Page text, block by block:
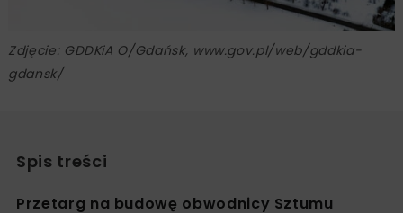
Zdjęcie: GDDKiA O/Gdańsk, www.gov.pl/web/gddkia-
gdansk/
Spis treści
Przetarg na budowę obwodnicy Sztumu